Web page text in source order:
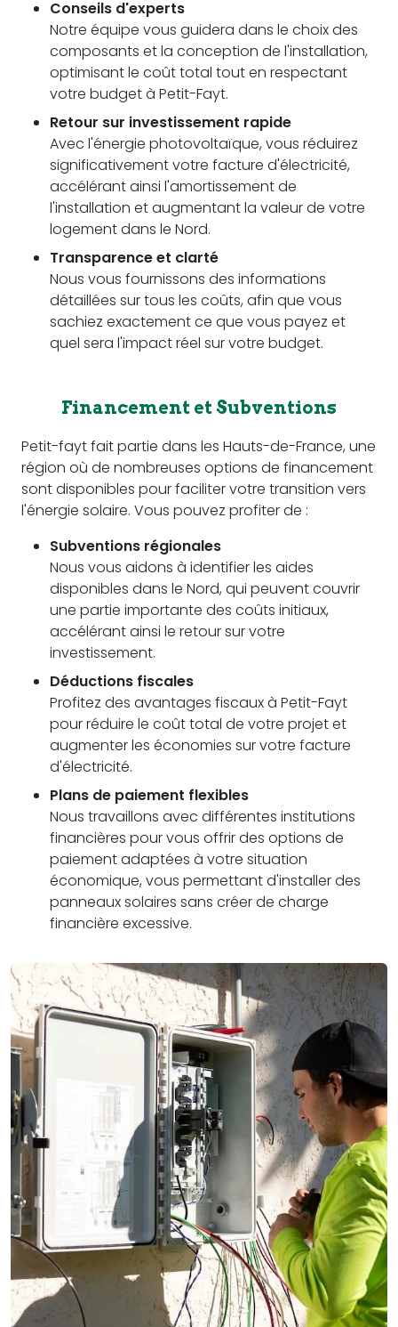
Conseils d'experts
Notre équipe vous guidera dans le choix des
composants et la conception de l'installation,
optimisant le coût total tout en respectant
votre budget à Petit-Fayt.
Retour sur investissement rapide
Avec l'énergie photovoltaïque, vous réduirez
significativement votre facture d'électricité,
accélérant ainsi l'amortissement de
l'installation et augmentant la valeur de votre
logement dans le Nord.
Transparence et clarté
Nous vous fournissons des informations
détaillées sur tous les coûts, afin que vous
sachiez exactement ce que vous payez et
quel sera l'impact réel sur votre budget.
Financement et Subventions
Petit-fayt fait partie dans les Hauts-de-France, une
région où de nombreuses options de financement
sont disponibles pour faciliter votre transition vers
l'énergie solaire. Vous pouvez profiter de :
Subventions régionales
Nous vous aidons à identifier les aides
disponibles dans le Nord, qui peuvent couvrir
une partie importante des coûts initiaux,
accélérant ainsi le retour sur votre
investissement.
Déductions fiscales
Profitez des avantages fiscaux à Petit-Fayt
pour réduire le coût total de votre projet et
augmenter les économies sur votre facture
d'électricité.
Plans de paiement flexibles
Nous travaillons avec différentes institutions
financières pour vous offrir des options de
paiement adaptées à votre situation
économique, vous permettant d'installer des
panneaux solaires sans créer de charge
financière excessive.